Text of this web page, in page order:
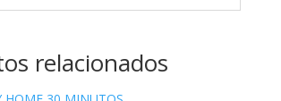
relacionados